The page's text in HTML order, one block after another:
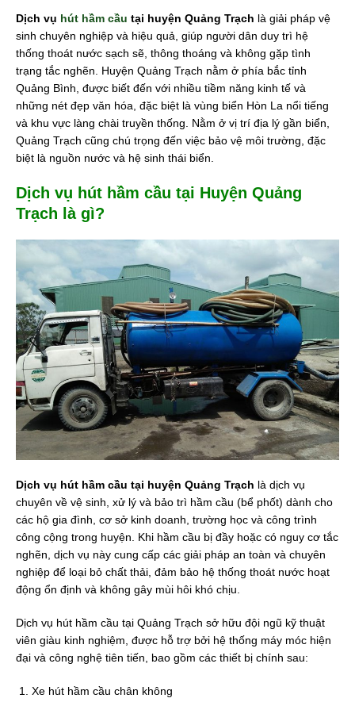
Dịch vụ hút hầm cầu tại huyện Quảng Trạch là giải pháp vệ
sinh chuyên nghiệp và hiệu quả, giúp người dân duy trì hệ
thống thoát nước sạch sẽ, thông thoáng và không gặp tình
trạng tắc nghẽn. Huyện Quảng Trạch nằm ở phía bắc tỉnh
Quảng Bình, được biết đến với nhiều tiềm năng kinh tế và
những nét đẹp văn hóa, đặc biệt là vùng biển Hòn La nổi tiếng
và khu vực làng chài truyền thống. Nằm ở vị trí địa lý gần biển,
Quảng Trạch cũng chú trọng đến việc bảo vệ môi trường, đặc
biệt là nguồn nước và hệ sinh thái biển.
Dịch vụ hút hầm cầu tại Huyện Quảng
Trạch là gì?
Dịch vụ hút hầm cầu tại huyện Quảng Trạch là dịch vụ
chuyên về vệ sinh, xử lý và bảo trì hầm cầu (bể phốt) dành cho
các hộ gia đình, cơ sở kinh doanh, trường học và công trình
công cộng trong huyện. Khi hầm cầu bị đầy hoặc có nguy cơ tắc
nghẽn, dịch vụ này cung cấp các giải pháp an toàn và chuyên
nghiệp để loại bỏ chất thải, đảm bảo hệ thống thoát nước hoạt
động ổn định và không gây mùi hôi khó chịu.
Dịch vụ hút hầm cầu tại Quảng Trạch sở hữu đội ngũ kỹ thuật
viên giàu kinh nghiệm, được hỗ trợ bởi hệ thống máy móc hiện
đại và công nghệ tiên tiến, bao gồm các thiết bị chính sau:
Xe hút hầm cầu chân không